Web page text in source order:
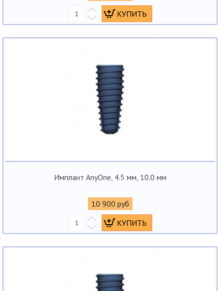
Имплант AnyOne, 4.5 мм, 10.0 мм
10 900 руб